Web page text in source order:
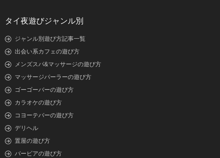
タイ夜遊びジャンル別
ジャンル別遊び方記事一覧
出会い系カフェの遊び方
メンズスパ&マッサージの遊び方
マッサージパーラーの遊び方
ゴーゴーバーの遊び方
カラオケの遊び方
コヨーテバーの遊び方
デリヘル
置屋の遊び方
バービアの遊び方